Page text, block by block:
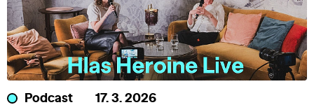
Podcast 17. 3. 2026